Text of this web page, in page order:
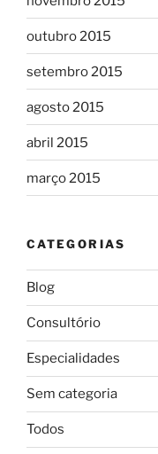
outubro 2015
setembro 2015
agosto 2015
abril 2015
março 2015
CATEGORIAS
Blog
Consultório
Especialidades
Sem categoria
Todos